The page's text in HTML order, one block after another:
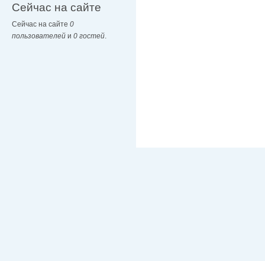
Сейчас на сайте
Сейчас на сайте 0
пользователей и 0 гостей